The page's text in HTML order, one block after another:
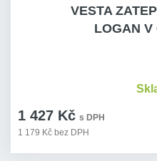
VESTA
LOGAN V
1 427 Kč s DPH
1 179 Kč bez DPH